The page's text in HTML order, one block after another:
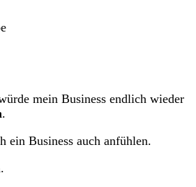
mein Business endlich wieder
.
ein Business auch anfühlen.